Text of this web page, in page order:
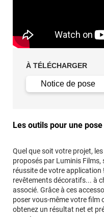
À TÉLÉCHARGER
Notice de pose
Les outils pour une
Quel que soit votre projet,
proposés par Luminis
réussite de votre
revêtements décoratifs... à
associé. Grâce à ces
poser vous-même votre film
obtenez un résultat net et